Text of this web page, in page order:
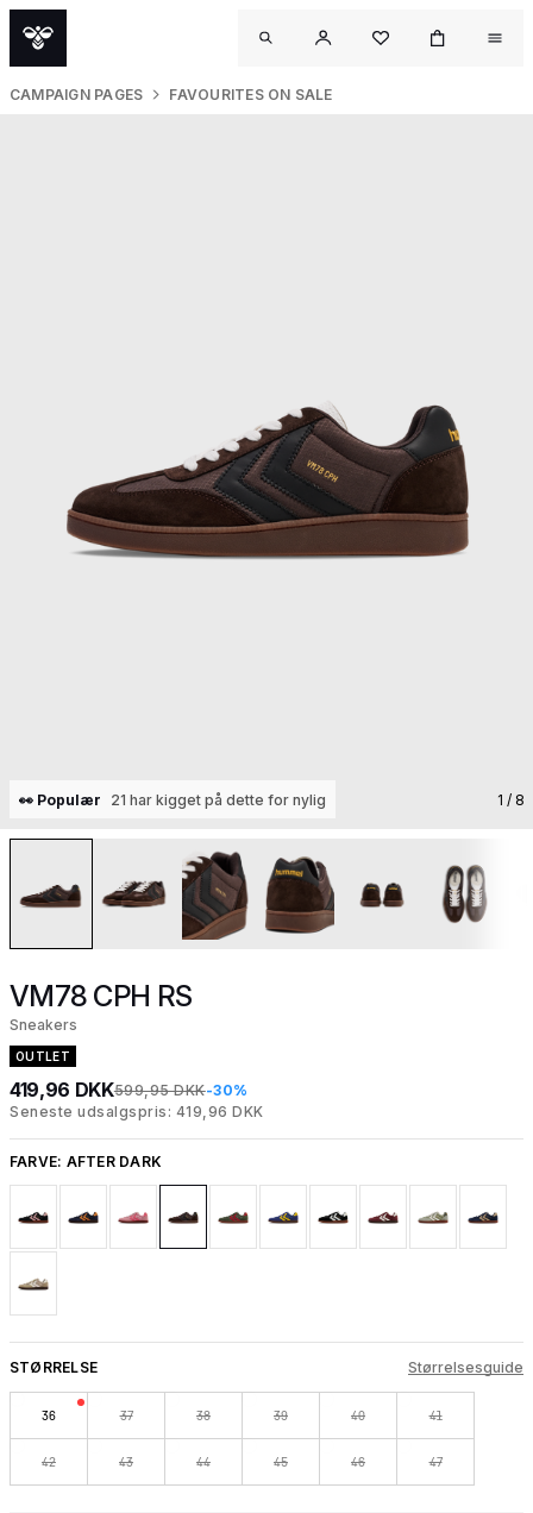
CAMPAIGN PAGES FAVOURITES ON SALE
👀 Populær 21 har kigget på dette for nylig 1 / 8
VM78 CPH RS
Sneakers
OUTLET
419,96 DKK599,95 DKK-30%
Seneste udsalgspris: 419,96 DKK
FARVE: AFTER DARK
STØRRELSE Størrelsesguide
36 37 38 39 40 41
42 43 44 45 46 47